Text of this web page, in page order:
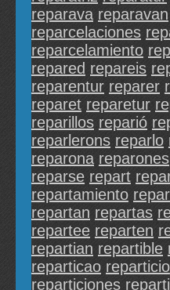
reparava reparavan
reparcelaciones
reparcelamiento
repared repareis
reparentur reparer
reparet reparetur
reparillos reparió
reparlerons reparlo
reparona reparones
reparse repart
repartamiento
repartan repartas
repartee reparten
repartian repartible
reparticao reparticio
reparticiones